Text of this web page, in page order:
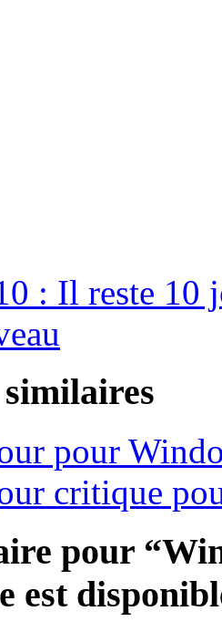
: Il reste 10
pour
critique
pour
est